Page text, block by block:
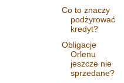
Co to znaczy
podżyrować
kredyt?
Obligacje
Orlenu
jeszcze nie
sprzedane?